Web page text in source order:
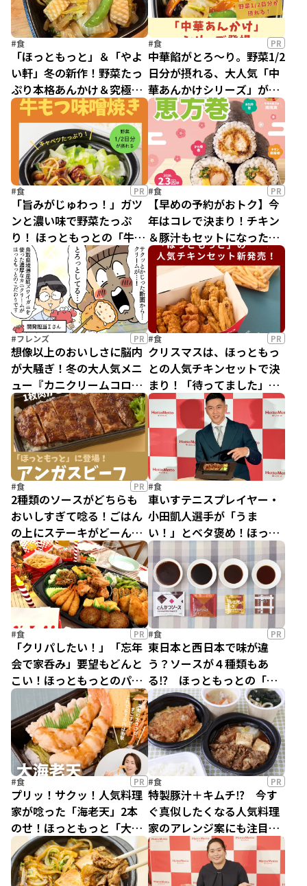
#食
「ほっともっと」＆「やよ
い軒」冬の新作！野菜たっ
ぷり本格あんかけ＆究極の
味変が楽しめる豚まぶしを
食べてみました！
PR
#食
中華餡がとろ～り。野菜1/2
日分が摂れる、大人気「中
華あんかけシリーズ」が今
年もほっともっとに登場！
PR
#食
「旨みがじゅわっ！」ガツ
ンと濃い味で野菜たっぷ
り！ ほっともっとの「牛も
つ味噌焼き弁当」が優勝確
定
PR
#食
【早めの予約がおトク】今
年はコレで決まり！チキン
＆豚汁もセットになった、
ほっともっとの「恵方巻フ
ァミリーセット」が、かな
りいい！
PR
#フレンズ
想像以上のおいしさに脳内
が大騒ぎ！冬の大人気メニ
ュー『カニクリームコロッ
ケ』と、手作り『あったか
白玉ぜんざい』がほっとも
っとに登場！
PR
#食
クリスマスは、ほっともっ
との人気チキンセットで決
まり！「待ってました」の
呼び声も高い、待望の『ト
リプルチキンBOX』が期間
限定で登場！
PR
#食
2種類のソースがどちらも
おいしすぎて唸る！ごはん
の上にステーキがどーんと
1枚のった「アンガスビー
フステーキ重」がほっとも
っとに登場！
#食
車いすテニスプレイヤー・
小田凱人選手が「うま
い！」とベタ褒め！ほっと
もっと「アンガスビーフス
テーキ重」を実食！
PR
#食
「クリパしたい！」「忘年
会で家呑み」要望もどんと
こい！ほっともっとのパー
ティメニューで手軽におい
しく、おもてなし！
PR
#食
東日本と西日本で味が違
う？ソースが４種類もあ
る⁉ ほっともっとの「タ
レ」へのこだわりに、人気
料理家もびっくり！
PR
#食
プリッ！サクッ！人気料理
家が唸った「海老天」2本
のせ！ほっともっと「大海
老天のり弁当」の秘密を徹
底解剖！
PR
#食
特製豚汁＋キムチ⁉ 今す
ぐ真似したくなる人気料理
家のアレンジ案にも注目！
「ほっともっと」の冬のあ
ったかおすすめメニュー４
選